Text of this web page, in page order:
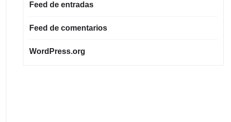
Feed de entradas
Feed de comentarios
WordPress.org